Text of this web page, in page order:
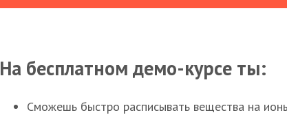
На бесплатном демо-курсе ты:
Сможешь быстро расписывать вещества на